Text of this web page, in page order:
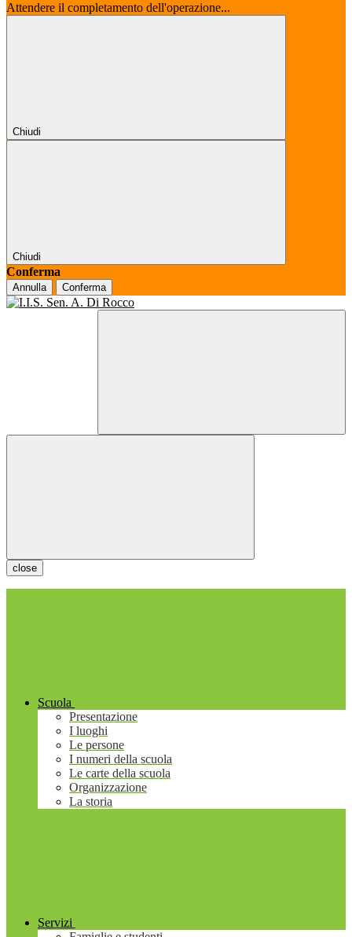
Attendere il completamento dell'operazione...
Chiudi
Chiudi
Conferma
Annulla Conferma
close
Scuola
Presentazione
I luoghi
Le persone
I numeri della scuola
Le carte della scuola
Organizzazione
La storia
Servizi